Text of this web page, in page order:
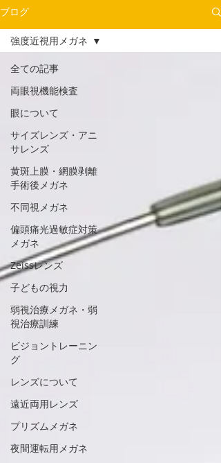
ブログ
全ての記事
両眼視機能検査
眼について
サイズレンズ・アニ
サレンズ
黄斑上膜・網膜剥離
手術後メガネ
不同視メガネ
偏頭痛光過敏症対策
メガネ
Zeissレンズ
子どもの視力
弱視治療メガネ・弱
視治療訓練
ビジョントレーニン
グ
レンズについて
遠近両用レンズ
プリズムメガネ
夜間運転用メガネ
強度近視用メガネ